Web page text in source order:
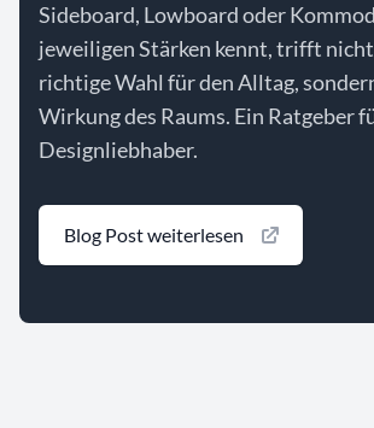
Sideboard, Lowboard oder
jeweiligen Stärken kennt, trifft
richtige Wahl für den Alltag,
Wirkung des Raums. Ein Ratgeber
Designliebhaber.
Blog Post weiterlesen